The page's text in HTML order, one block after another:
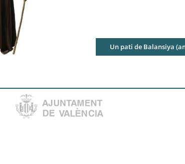
Un pati de Balansiya